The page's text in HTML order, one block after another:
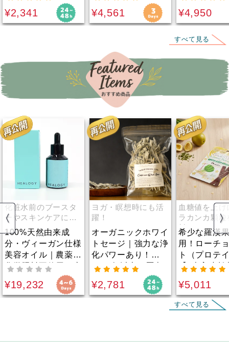
璧！お香のように使
えて使い方簡単。気
の滞りやモヤモヤ感
¥2,341
様。漢方薬剤師が肌
荒れや女性のトラブ
ルで悩む人にために
開発！
¥4,561
ミンEたっぷ
の選別から
抜いたトッ
¥4,950
すべて見る
化粧水前のブースタ
ーやスキンケアにプ
ラス！
100%天然由来成
分・ヴィーガン仕様
美容オイル｜農薬・
化学肥料不使用の麻
由来成分を高濃度に
配合！添加物は一切
不使用！化粧水前の
¥19,232
ヨガ・瞑想時にも活
躍！
オーガニックホワイ
トセージ｜強力な浄
化パワーあり！
1000年以上の歴史
をもつ「聖なるハー
ブ」。ヨガ・瞑想時
にも。
¥2,781
血糖値を上げ
ラカンカ顆粒
料として
希少な羅漢
用！ローチ
ト（プロテ
【3本入小松
｜血糖値を
い羅漢果（
カ）顆粒を
¥5,011
すべて見る